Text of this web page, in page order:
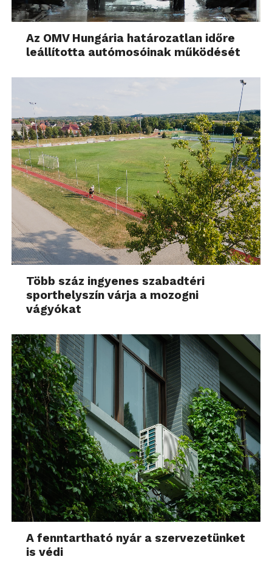
Az OMV Hungária határozatlan időre
leállította autómosóinak működését
Több száz ingyenes szabadtéri
sporthelyszín várja a mozogni
vágyókat
A fenntartható nyár a szervezetünket
is védi